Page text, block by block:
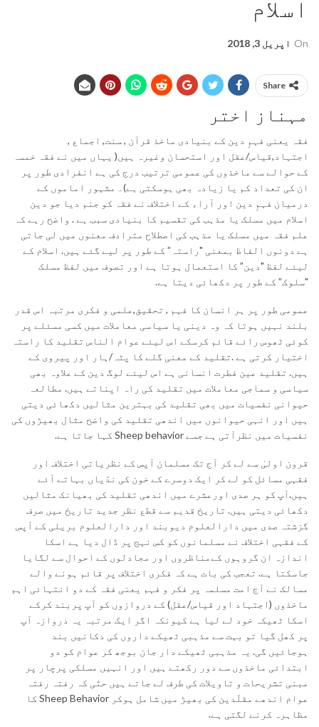
اسلام
On اپریل 3, 2018
Share
مہناز اختر
فقہ یعنی فہمِ دین کے بنیادی ماخذ قرآن , سنت, اجماع ,
اجتہاد,قیاس/عقل اور استحسان وغیرہ ہیں( یہاں میں نے فقہ خمسہ
کے حوالے سے ماخذوں کی عمومی ترتیب درج کی ہے انفرادی طور پر
ان کی تعداد کم یا زیادہ بھی ہوسکتی ہے)۔ مشہور اماموں کے
درمیان فہمِ دین اور آراء کے اختلاف نے فقہ کو جنم دیا جو دین
اسلام میں مسلک یا مذہب کی تقسیم کا بنیادی سبب ہے . واضح رہے کہ
علم فقہ میں مسلک یا مذہب کی اصطلاح مترادف معنوں میں لی جاتی
ہے دونوں الفاظ بمعنی "راستہ” کے طور پر لیے گئے ہیں. اسلام کے
لیئے لفظ "دین” کا استعمال ہوتا ہے اور تصوف میں لفظ مسلک
"سلوک” کے طور پر دکھائی دیتا ہے.
عمومی طور پر ہر انسان کا فہم , تحقیق,علمی و فکری مرتبہ اس قدر
بلند نہیں ہوتا کہ وہ دینی یا سیاسی معاملات میں کسی مسئلے پر
کوئی ٹھوس رائے قائم کرسکے اس لیئے عوام الناس تقلید کا راستہ
اختیار کرتی ہے .تقلید کے معنی گلے کا پٹہ/ہار اور پیروی کے
ہیں. تقلید عین فطرت انسانی ہے اس لیئے لوگ دین کے علاوہ بھی
سیاسی و سماجی معاملات میں تقلید کی راہ اپناتے ہیں. مطالعہ
حیوانی نفسیات میں بھی تقلید کی بہترین مثالیں دکھائی دیتی
ہیں اور انہی حیوانوں میں اندھی تقلید کی واضح مثال بھیڑوں کی
نفسیات میں نظرآتی ہے جسے Sheep behavior کہا جاتا ہے.
قرون اولیٰ سے لے کر آج تک مسلمان آپس کے نظریاتی اختلاف اور
فقہی مسائل کو لے کر ایک دوسرے کے خون کی ندّیاں بہاتے آئے
ہیں.آپ کو ہر صدی اورعشرے میں اندھی تقلید کی بھیانک مثالیں
دکھائی دیتی ہیں. تاریخ قدیم سے قطع نظر جدید تاریخ میں صرف
گزشتہ صدی میں دارالعلوم دیوبند اور دارالعلوم بریلی کے آپس
کے فقہی اختلاف نے مسلمانوں کو کس نہج پر ڈال دیا ہے اسکا
اندازہ ان گروہوں کےمناظروں اور مجادلوں کے احوال سے لگایا
جاسکتا ہے. تعجب کی بات ہے کہ فکری اختلاف پر قائم ہونے والے
مسالک نے آج امت مسلمہ پر فکر و فہم یعنی فقہ کے دو انتہائی اہم
ماخذوں (اجتہاد اور قیاس/عقل) کے دروازوں کو آپ پربند کرکے
اسکا ٹھیکہ خود لے لیا ہے کیونکہ اگر ایک مرتبہ یہ دروازہ آپ
پر کھل گیا تو بہت سے مذہبی ٹھیکے داروں کی دکانیں بند
ہوجائیں گی. یہ مذہبی ٹھیکے دار جان بوجھ کر عوام کو دو
ابتدائی ماخذوں سے دور رکھتے ہیں اور انہیں مسلکی پرچار پر
مبنی تشریحات و تاویلات کی طرف لے جاتے ہیں حتٰی کہ رفتہ رفتہ
عوام اندھے مقلّدین کی بھیڑ میں شامل ہوکر Sheep Behavior کا
مظاہرہ کرنے لگتی ہے.